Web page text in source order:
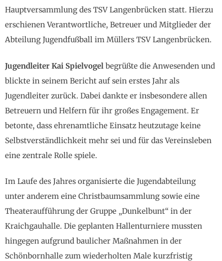
Hauptversammlung des TSV Langenbrücken statt. Hierzu
erschienen Verantwortliche, Betreuer und Mitglieder der
Abteilung Jugendfußball im Müllers TSV Langenbrücken.
Jugendleiter Kai Spielvogel begrüßte die Anwesenden und
blickte in seinem Bericht auf sein erstes Jahr als
Jugendleiter zurück. Dabei dankte er insbesondere allen
Betreuern und Helfern für ihr großes Engagement. Er
betonte, dass ehrenamtliche Einsatz heutzutage keine
Selbstverständlichkeit mehr sei und für das Vereinsleben
eine zentrale Rolle spiele.
Im Laufe des Jahres organisierte die Jugendabteilung
unter anderem eine Christbaumsammlung sowie eine
Theateraufführung der Gruppe „Dunkelbunt“ in der
Kraichgauhalle. Die geplanten Hallenturniere mussten
hingegen aufgrund baulicher Maßnahmen in der
Schönbornhalle zum wiederholten Male kurzfristig